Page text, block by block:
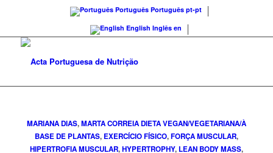
Português Português pt-pt
English Inglês en
MARIANA DIAS,MARTA CORREIADIETA VEGAN/VEGETARIANA/À
BASE DE PLANTAS, EXERCÍCIO FÍSICO,FORÇA MUSCULAR,
HIPERTROFIA MUSCULAR,HYPERTROPHY, LEAN BODY MASS,